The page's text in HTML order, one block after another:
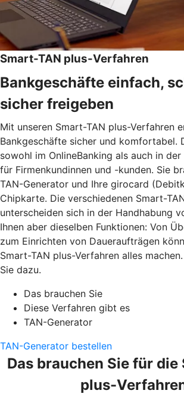
Smart-TAN plus-Verfahren
Bankgeschäfte einfach,
sicher freigeben
Mit unseren Smart-TAN plus-Verfahren
Bankgeschäfte sicher und komfortabel.
sowohl im OnlineBanking als auch in
für Firmenkundinnen und -kunden. Sie
TAN-Generator und Ihre girocard
Chipkarte. Die verschiedenen Smart-
unterscheiden sich in der Handhabung
Ihnen aber dieselben Funktionen: Von
zum Einrichten von Daueraufträgen
Smart-TAN plus-Verfahren alles
Sie dazu.
Das brauchen Sie
Diese Verfahren gibt es
TAN-Generator
TAN-Generator bestellen
Das brauchen Sie für die
plus-